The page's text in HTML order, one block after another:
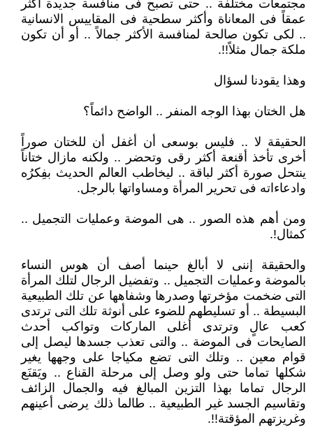
مجتمعات مختلفة .. حتى تصبح فى منافسة جديدة أكثر
عمقاً فى المعاناة وأكثر سطحية فى المقاييس الانسانية
.. لكى تكون صالحة لمنافسة الأكثر جمالاً .. أو أن تكون
ملكة جمال مثلاً!!.
وهذا يقودنا لسؤال
هل الختان بهذا الوجه المنفر .. الواضح دائماً؟
الحقيقة لا .. فليس بوسعى أن أغفل أن للختان صوراً
أخرى تأخذ أقنعة أكثر رقى وتحضر .. ولكنه مازال ختاناً
ينتحل صورة أكثر لباقة .. ليخاطب العالم الحديث بفِكرُه
وادعاءاته فى تحرير المرأة ومساواتها بالرجل.
ومن أهم هذه الصور .. هى الموضة وعمليات التجميل ..
كمثال!.
والحقيقة إننى لا أبالغ حينما أصف أن هوس النساء
بالموضة وعمليات التجميل .. وتفضيل الرجال لتلك المرأة
التى ضخمت مؤخرتها وصدرها وشفاهها عن تلك الطبيعية
البسيطة .. أو تسليطهم للضوء على أنوثة تلك التى ترتدى
كعب عالٍ وترتدى أغلى الماركات وتواكب أحدث
الصايحات فى الموضة .. والتى تعذب جسدها ليصل إلى
قوام معين .. وتلك التى تضع مكياجا على وجهها يغير
شكلها تماما حتى ولو وصل إلى مرحلة القناع .. ويَقنَع
الرجال تماما بهذا التزين المبالغ فيه والجمال الزائف
وتقاسيم الجسد غير الطبيعية .. طالما ذلك يرضى أعينهم
وغريزتهم المؤقتة!!.